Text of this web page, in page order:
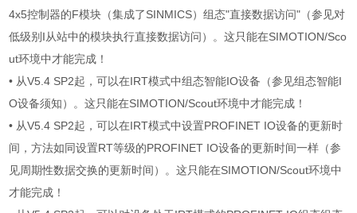
4x5控制器的F模块（集成了SINMICS）组态"直接数据访问"（参见对
低级别I从站中的模块执行直接数据访问）。这只能在SIMOTION/Sco
ut环境中才能完成！
• 从V5.4 SP2起，可以在IRT模式中组态智能IO设备（参见组态智能I
O设备须知）。这只能在SIMOTION/Scout环境中才能完成！
• 从V5.4 SP2起，可以在IRT模式中设置PROFINET IO设备的更新时
间，方法如同设置RT等级的PROFINET IO设备的更新时间一样（参
见周期性数据交换的更新时间）。这只能在SIMOTION/Scout环境中
才能完成！